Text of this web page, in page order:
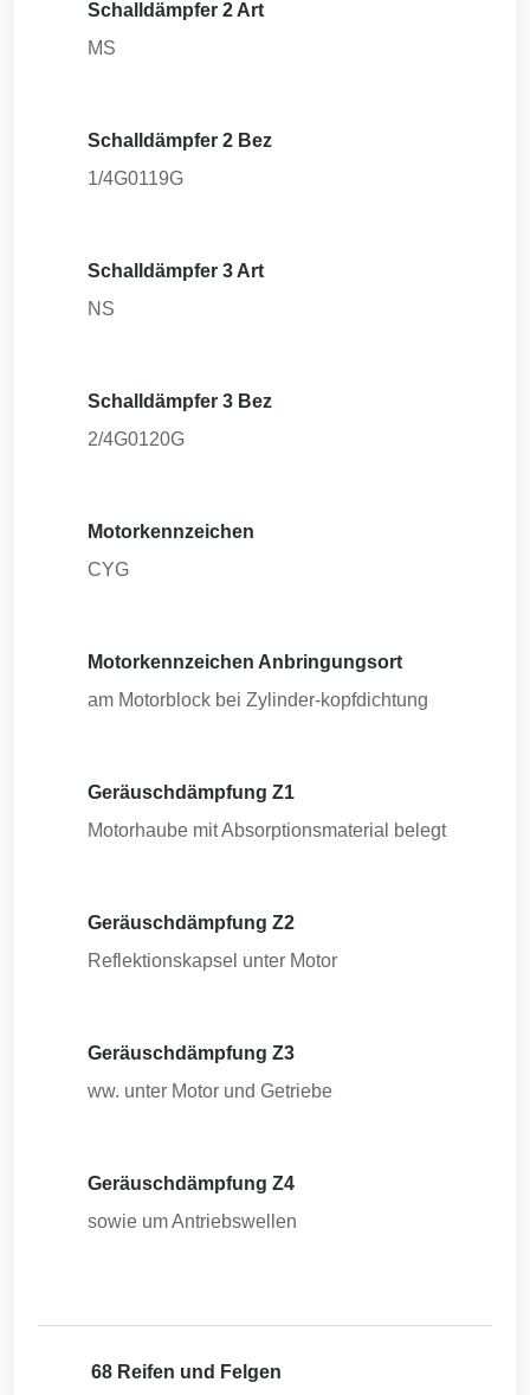
Schalldämpfer 2 Art
MS
Schalldämpfer 2 Bez
1/4G0119G
Schalldämpfer 3 Art
NS
Schalldämpfer 3 Bez
2/4G0120G
Motorkennzeichen
CYG
Motorkennzeichen Anbringungsort
am Motorblock bei Zylinder-kopfdichtung
Geräuschdämpfung Z1
Motorhaube mit Absorptionsmaterial belegt
Geräuschdämpfung Z2
Reflektionskapsel unter Motor
Geräuschdämpfung Z3
ww. unter Motor und Getriebe
Geräuschdämpfung Z4
sowie um Antriebswellen
68 Reifen und Felgen